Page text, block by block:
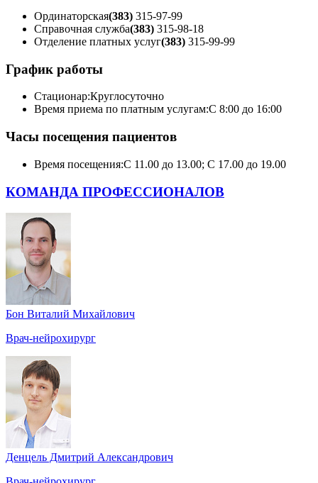
Ординаторская(383) 315-97-99
Справочная служба(383) 315-98-18
Отделение платных услуг(383) 315-99-99
График работы
Стационар:Круглосуточно
Время приема по платным услугам:С 8:00 до 16:00
Часы посещения пациентов
Время посещения:С 11.00 до 13.00; С 17.00 до 19.00
КОМАНДА ПРОФЕССИОНАЛОВ
Бон Виталий Михайлович
Врач-нейрохирург
Денцель Дмитрий Александрович